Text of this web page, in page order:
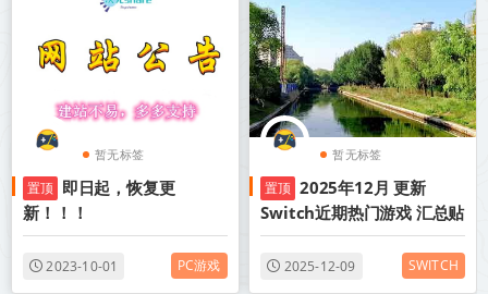
暂无标签
置顶 即日起，恢复更
新！！！
2023-10-01 PC游戏
暂无标签
置顶 2025年12月 更新
Switch近期热门游戏 汇总贴
2025-12-09 SWITCH